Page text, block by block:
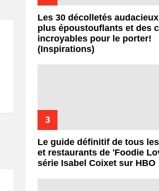
Les 30 décolletés
plus époustouflants et des
incroyables pour le porter!
(Inspirations)
Le guide définitif de tous
et restaurants de 'Foodie
série Isabel Coixet sur HBO